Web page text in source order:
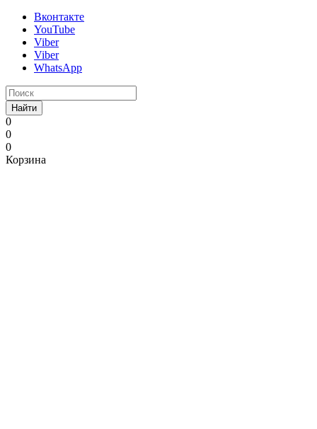
Вконтакте
YouTube
Viber
Viber
WhatsApp
Найти
0
0
0
Корзина